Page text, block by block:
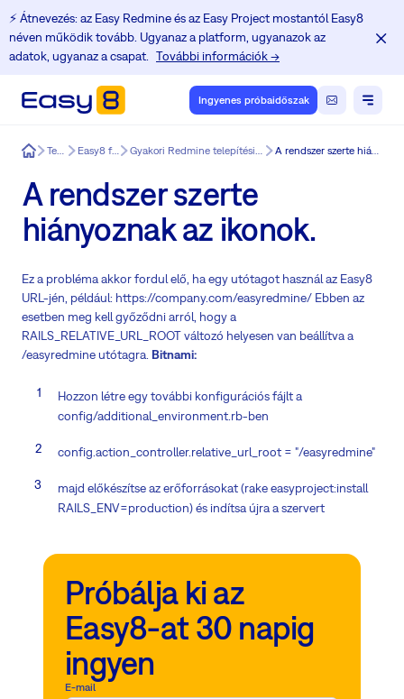
⚡️ Átnevezés: az Easy Redmine és az Easy Project mostantól Easy8
néven működik tovább. Ugyanaz a platform, ugyanazok az
adatok, ugyanaz a csapat.
További információk →
Ingyenes próbaidőszak
Easy8 Termék Easy8 funkciók Gyakori Redmine telepítési és frissítési problémák A rendszer szerte hiányoznak az ikonok.
A rendszer szerte
hiányoznak az ikonok.
Ez a probléma akkor fordul elő, ha egy utótagot használ az Easy8
URL-jén, például: https://company.com/easyredmine/ Ebben az
esetben meg kell győződni arról, hogy a
RAILS_RELATIVE_URL_ROOT változó helyesen van beállítva a
/easyredmine utótagra. Bitnami:
Hozzon létre egy további konfigurációs fájlt a
config/additional_environment.rb-ben
config.action_controller.relative_url_root = "/easyredmine"
majd előkészítse az erőforrásokat (rake easyproject:install
RAILS_ENV=production) és indítsa újra a szervert
Próbálja ki az
Easy8-at 30 napig
ingyen
E-mail